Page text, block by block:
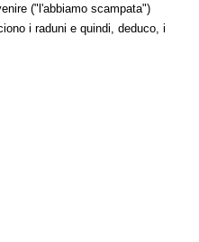
("l'abbiamo scampata")
i raduni e quindi, deduco, i